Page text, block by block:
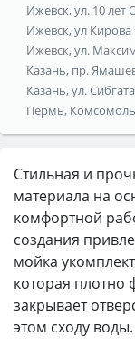
Ижевск, ул. 10 лет
Ижевск, ул Кирова
Ижевск, ул.
Казань, пр.
Казань, ул.
Пермь,
Стильная и
материала на
комфортной
создания
мойка
которая плотно
закрывает
этом сходу воды.